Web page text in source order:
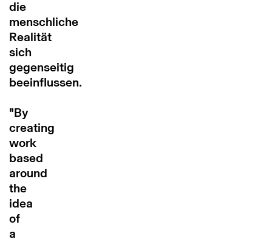
die
menschliche
Realität
sich
gegenseitig
beeinflussen.
"By
creating
work
based
around
the
idea
of
a